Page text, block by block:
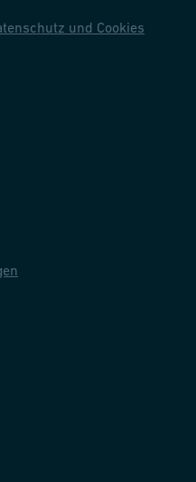
und Cookies